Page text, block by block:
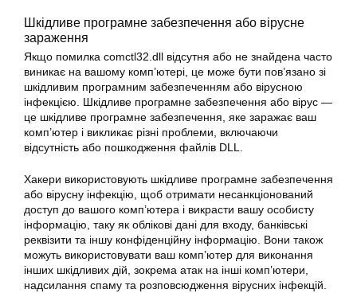
Шкідливе програмне забезпечення або вірусне
зараження
Якщо помилка comctl32.dll відсутня або не знайдена часто
виникає на вашому комп’ютері, це може бути пов’язано зі
шкідливим програмним забезпеченням або вірусною
інфекцією. Шкідливе програмне забезпечення або вірус —
це шкідливе програмне забезпечення, яке заражає ваш
комп’ютер і викликає різні проблеми, включаючи
відсутність або пошкодження файлів DLL.
Хакери використовують шкідливе програмне забезпечення
або вірусну інфекцію, щоб отримати несанкціонований
доступ до вашого комп’ютера і викрасти вашу особисту
інформацію, таку як облікові дані для входу, банківські
реквізити та іншу конфіденційну інформацію. Вони також
можуть використовувати ваш комп’ютер для виконання
інших шкідливих дій, зокрема атак на інші комп’ютери,
надсилання спаму та розповсюдження вірусних інфекцій.